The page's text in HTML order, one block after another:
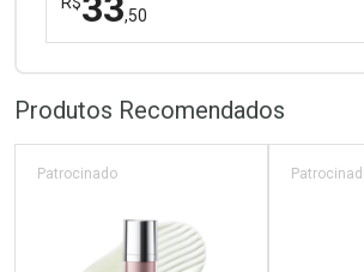
,50
Laboratório
Por Menos
Produtos Recomendados
Patrocinado